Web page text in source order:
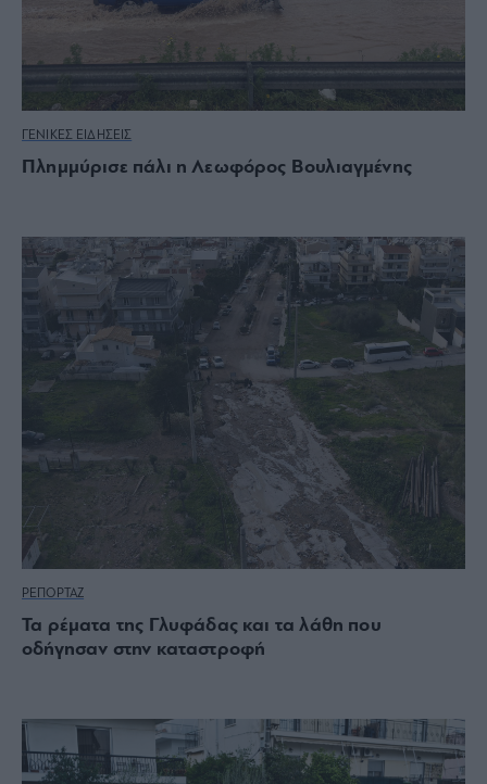
ΓΕΝΙΚΕΣ ΕΙΔΗΣΕΙΣ
Πλημμύρισε πάλι η Λεωφόρος Βουλιαγμένης
ΡΕΠΟΡΤΑΖ
Τα ρέματα της Γλυφάδας και τα λάθη που
οδήγησαν στην καταστροφή